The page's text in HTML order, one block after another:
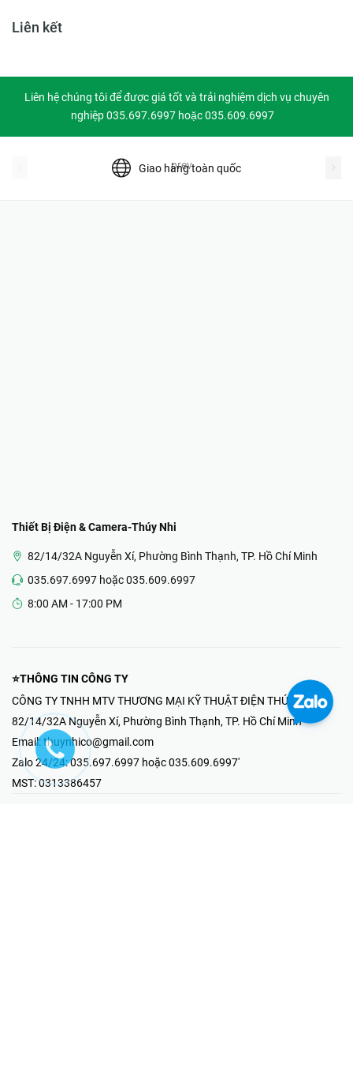
Liên kết
Liên hệ chúng tôi để được giá tốt và trải nghiệm dịch vụ chuyên
nghiệp 035.697.6997 hoặc 035.609.6997
Giao hàng toàn quốc
prev
Thiết Bị Điện & Camera-Thúy Nhi
82/14/32A Nguyễn Xí, Phường Bình Thạnh, TP. Hồ Chí Minh
035.697.6997 hoặc 035.609.6997
8:00 AM - 17:00 PM
⭐THÔNG TIN CÔNG TY
CÔNG TY TNHH MTV THƯƠNG MẠI KỸ THUẬT ĐIỆN THÚY NHI
82/14/32A Nguyễn Xí, Phường Bình Thạnh, TP. Hồ Chí Minh
Email: thuynhico@gmail.com
Zalo 24/24:035.697.6997 hoặc 035.609.6997'
MST:0313386457